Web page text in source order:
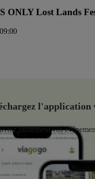
ONLY Lost Lands
l'application
facilement vos